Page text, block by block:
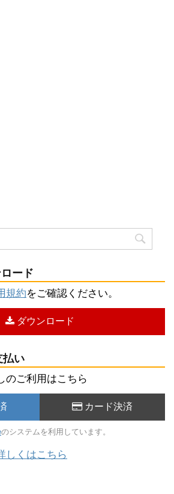
ード
規約をご確認ください。
ダウンロード
払い
のご利用はこちら
カード決済
のシステムを利用しています。
しくはこちら